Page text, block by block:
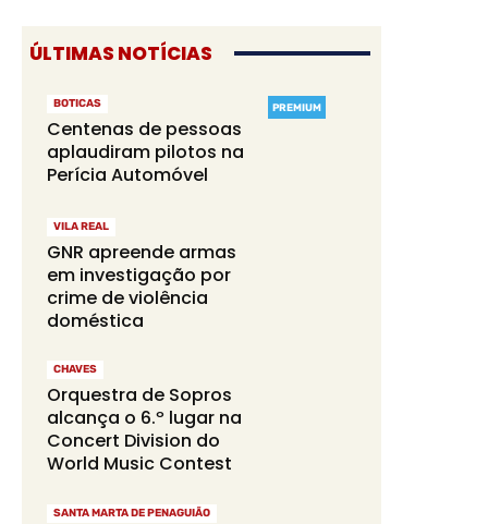
ÚLTIMAS NOTÍCIAS
PREMIUM
BOTICAS
Centenas de pessoas
aplaudiram pilotos na
Perícia Automóvel
VILA REAL
GNR apreende armas
em investigação por
crime de violência
doméstica
CHAVES
Orquestra de Sopros
alcança o 6.º lugar na
Concert Division do
World Music Contest
SANTA MARTA DE PENAGUIÃO